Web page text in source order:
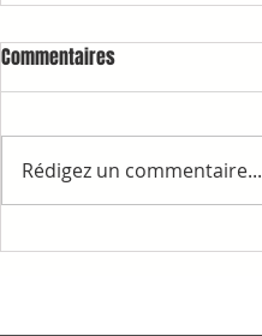
RAPPELS ET INFORMATIONS
Commentaires
Rédigez un commentaire...